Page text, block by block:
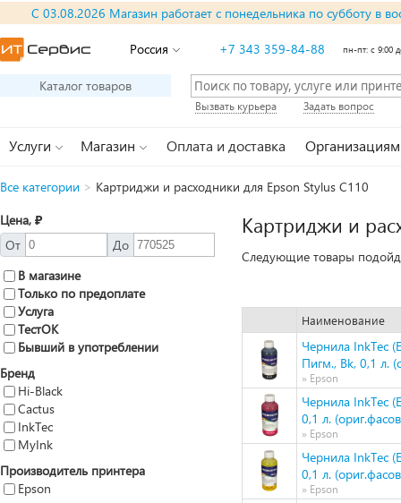
С 03.08.2026 Магазин работает с понедельника по субботу в
Россия +7 343 359-84-88 пн-пт: с 9:00
Каталог товаров
Вызвать курьера Задать вопрос
Услуги Магазин Оплата и доставка Организациям
Все категории > Картриджи и расходники для Epson Stylus C110
Цена, ₽
От
До
В магазине
Только по предоплате
Услуга
ТестОК
Бывший в употреблении
Бренд
Hi-Black
Cactus
InkTec
MyInk
Производитель принтера
Epson
Картриджи и
Следующие товары
Наименование
Чернила InkTec
Пигм., Bk, 0,1 л.
» Epson
Чернила InkTec
0,1 л.
» Epson
Чернила InkTec
0,1 л.
» Epson